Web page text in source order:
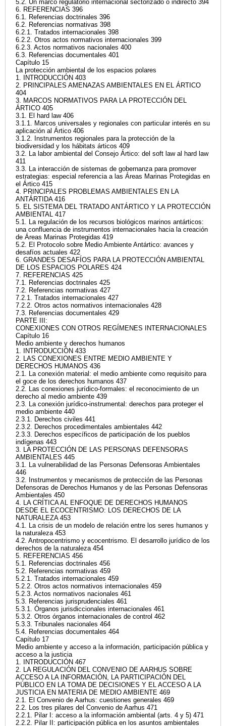
5.2. Un marco regulatorio internacional sectorizado o indirecto 394
6. REFERENCIAS 396
6.1. Referencias doctrinales 396
6.2. Referencias normativas 398
6.2.1. Tratados internacionales 398
6.2.2. Otros actos normativos internacionales 399
6.2.3. Actos normativos nacionales 400
6.3. Referencias documentales 401
Capítulo 15
La protección ambiental de los espacios polares
1. INTRODUCCIÓN 403
2. PRINCIPALES AMENAZAS AMBIENTALES EN EL ÁRTICO
404
3. MARCOS NORMATIVOS PARA LA PROTECCIÓN DEL
ÁRTICO 405
3.1. El hard law 406
3.1.1. Marcos universales y regionales con particular interés en su
aplicación al Ártico 406
3.1.2. Instrumentos regionales para la protección de la
biodiversidad y los hábitats árticos 409
3.2. La labor ambiental del Consejo Ártico: del soft law al hard law
411
3.3. La interacción de sistemas de gobernanza para promover
estrategias: especial referencia a las Áreas Marinas Protegidas en
el Ártico 415
4. PRINCIPALES PROBLEMAS AMBIENTALES EN LA
ANTÁRTIDA 416
5. EL SISTEMA DEL TRATADO ANTÁRTICO Y LA PROTECCIÓN
AMBIENTAL 417
5.1. La regulación de los recursos biológicos marinos antárticos:
una confluencia de instrumentos internacionales hacia la creación
de Áreas Marinas Protegidas 419
5.2. El Protocolo sobre Medio Ambiente Antártico: avances y
desafíos actuales 422
6. GRANDES DESAFÍOS PARA LA PROTECCIÓN AMBIENTAL
DE LOS ESPACIOS POLARES 424
7. REFERENCIAS 425
7.1. Referencias doctrinales 425
7.2. Referencias normativas 427
7.2.1. Tratados internacionales 427
7.2.2. Otros actos normativos internacionales 428
7.3. Referencias documentales 429
PARTE III:
CONEXIONES CON OTROS REGÍMENES INTERNACIONALES
Capítulo 16
Medio ambiente y derechos humanos
1. INTRODUCCIÓN 433
2. LAS CONEXIONES ENTRE MEDIO AMBIENTE Y
DERECHOS HUMANOS 436
2.1. La conexión material: el medio ambiente como requisito para
el goce de los derechos humanos 437
2.2. Las conexiones jurídico-formales: el reconocimiento de un
derecho al medio ambiente 439
2.3. La conexión jurídico-instrumental: derechos para proteger el
medio ambiente 440
2.3.1. Derechos civiles 441
2.3.2. Derechos procedimentales ambientales 442
2.3.3. Derechos específicos de participación de los pueblos
indígenas 443
3. LA PROTECCIÓN DE LAS PERSONAS DEFENSORAS
AMBIENTALES 445
3.1. La vulnerabilidad de las Personas Defensoras Ambientales
446
3.2. Instrumentos y mecanismos de protección de las Personas
Defensoras de Derechos Humanos y de las Personas Defensoras
Ambientales 450
4. LA CRÍTICA AL ENFOQUE DE DERECHOS HUMANOS
DESDE EL ECOCENTRISMO: LOS DERECHOS DE LA
NATURALEZA 453
4.1. La crisis de un modelo de relación entre los seres humanos y
la naturaleza 453
4.2. Antropocentrismo y ecocentrismo. El desarrollo jurídico de los
derechos de la naturaleza 454
5. REFERENCIAS 456
5.1. Referencias doctrinales 456
5.2. Referencias normativas 459
5.2.1. Tratados internacionales 459
5.2.2. Otros actos normativos internacionales 459
5.2.3. Actos normativos nacionales 461
5.3. Referencias jurisprudenciales 461
5.3.1. Órganos jurisdiccionales internacionales 461
5.3.2. Otros órganos internacionales de control 462
5.3.3. Tribunales nacionales 464
5.4. Referencias documentales 464
Capítulo 17
Medio ambiente y acceso a la información, participación pública y
acceso a la justicia
1. INTRODUCCIÓN 467
2. LA REGULACIÓN DEL CONVENIO DE AARHUS SOBRE
ACCESO A LA INFORMACIÓN, LA PARTICIPACIÓN DEL
PÚBLICO EN LA TOMA DE DECISIONES Y EL ACCESO A LA
JUSTICIA EN MATERIA DE MEDIO AMBIENTE 469
2.1. El Convenio de Aarhus: cuestiones generales 469
2.2. Los tres pilares del Convenio de Aarhus 471
2.2.1. Pilar I: acceso a la información ambiental (arts. 4 y 5) 471
2.2.2. Pilar II: participación pública en los asuntos ambientales